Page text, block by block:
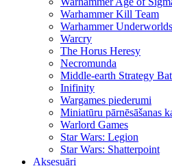
Warhammer Kill Team
Warhammer Underworlds
Warcry
The Horus Heresy
Necromunda
Middle-earth Strategy
Inifinity
Wargames piederumi
Miniatūru pārnēsāšanas
Warlord Games
Star Wars: Legion
Star Wars: Shatterpoint
Aksesuāri